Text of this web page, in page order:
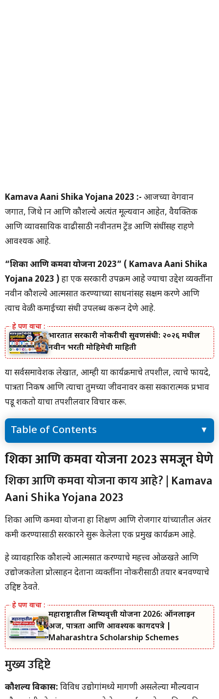
Kamava Aani Shika Yojana 2023 :- आजच्या वेगवान
जगात, जिथे ज्ञान आणि कौशल्ये अत्यंत मूल्यवान आहेत, वैयक्तिक
आणि व्यावसायिक वाढीसाठी नवीनतम ट्रेंड आणि संधींसह राहणे
आवश्यक आहे.
“शिका आणि कमवा योजना 2023” ( Kamava Aani Shika
Yojana 2023 ) हा एक सरकारी उपक्रम आहे ज्याचा उद्देश व्यक्तींना
नवीन कौशल्ये आत्मसात करण्याच्या साधनांसह सक्षम करणे आणि
त्याच वेळी कमाईच्या संधी उपलब्ध करून देणे आहे.
भारतात सरकारी नोकरीची सुवर्णसंधी: २०२६ मधील
नवीन भरती मोहिमेची माहिती
या सर्वसमावेशक लेखात, आम्ही या कार्यक्रमाचे तपशील, त्याचे फायदे,
पात्रता निकष आणि त्याचा तुमच्या जीवनावर कसा सकारात्मक प्रभाव
पडू शकतो याचा तपशीलवार विचार करू.
Table of Contents
शिका आणि कमवा योजना 2023 समजून घेणे
शिका आणि कमवा योजना काय आहे? | Kamava Aani Shika Yojana
मुख्य उद्दिष्टे
पात्रता निकष | Kamava Aani Shika Yojana 2023
वयोमर्यादा
आवश्यक कागदपत्रे
अर्ज प्रक्रिया | Kamava Aani Shika Yojana 2023
शिका आणि कमवा योजना 2023 चे फायदे
निष्कर्ष
FAQ ( वारंवार विचारले जाणारे प्रश्न )
शिका आणि कमवा योजना 2023 समजून घेणे
शिका आणि कमवा योजना काय आहे? | Kamava
Aani Shika Yojana 2023
शिका आणि कमवा योजना हा शिक्षण आणि रोजगार यांच्यातील अंतर
कमी करण्यासाठी सरकारने सुरू केलेला एक प्रमुख कार्यक्रम आहे.
हे व्यावहारिक कौशल्ये आत्मसात करण्याचे महत्त्व ओळखते आणि
उद्योजकतेला प्रोत्साहन देताना व्यक्तींना नोकरीसाठी तयार बनवण्याचे
उद्दिष्ट ठेवते.
महाराष्ट्रातील शिष्यवृत्ती योजना 2026: ऑनलाईन
अर्ज, पात्रता आणि आवश्यक कागदपत्रे |
Maharashtra Scholarship Schemes
मुख्य उद्दिष्टे
कौशल्य विकास: विविध उद्योगांमध्ये मागणी असलेल्या मौल्यवान